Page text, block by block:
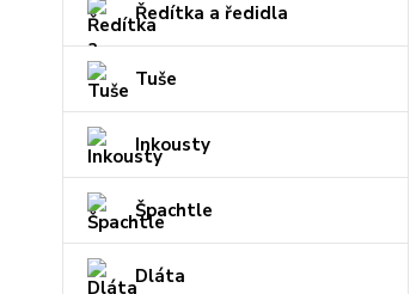
Ředítka a ředidla
Tuše
Inkousty
Špachtle
Dláta